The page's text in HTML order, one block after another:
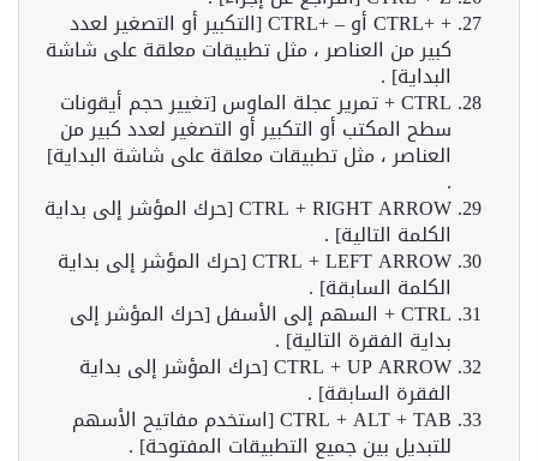
+ +CTRL أو – +CTRL [التكبير أو التصغير لعدد
كبير من العناصر ، مثل تطبيقات معلقة على شاشة
البداية] .
CTRL + تمرير عجلة الماوس [تغيير حجم أيقونات
سطح المكتب أو التكبير أو التصغير لعدد كبير من
العناصر ، مثل تطبيقات معلقة على شاشة البداية]
.
CTRL + RIGHT ARROW [حرك المؤشر إلى بداية
الكلمة التالية] .
CTRL + LEFT ARROW [حرك المؤشر إلى بداية
الكلمة السابقة] .
CTRL + السهم إلى الأسفل [حرك المؤشر إلى
بداية الفقرة التالية] .
CTRL + UP ARROW [حرك المؤشر إلى بداية
الفقرة السابقة] .
CTRL + ALT + TAB [استخدم مفاتيح الأسهم
للتبديل بين جميع التطبيقات المفتوحة] .